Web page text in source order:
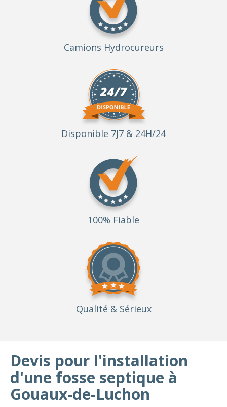
Camions Hydrocureurs
Disponible 7J7 & 24H/24
100% Fiable
Qualité & Sérieux
Devis pour l'installation
d'une fosse septique à
Gouaux-de-Luchon